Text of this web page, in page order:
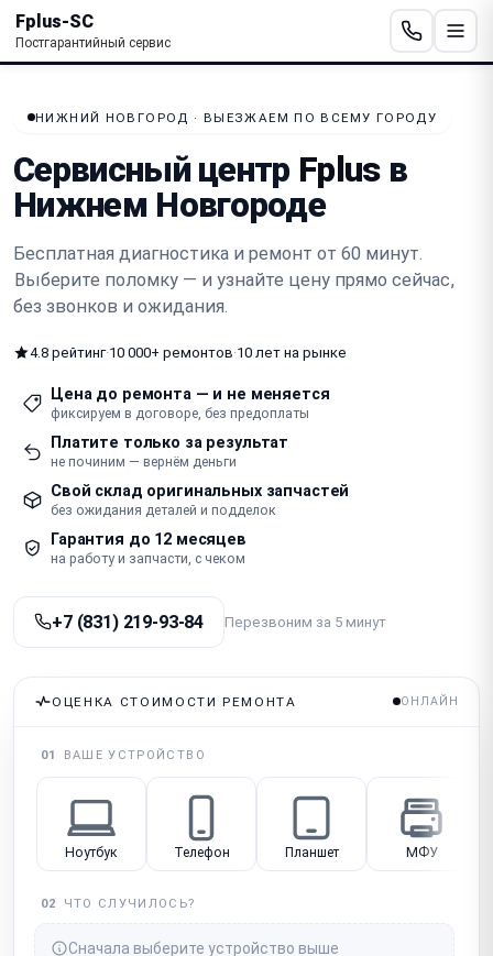
Fplus-SC
Постгарантийный сервис
НИЖНИЙ НОВГОРОД · ВЫЕЗЖАЕМ ПО ВСЕМУ ГОРОДУ
Сервисный центр Fplusв
Нижнем Новгороде
Бесплатная диагностика и ремонт от 60 минут.
Выберите поломку — и узнайте цену прямо сейчас,
без звонков и ожидания.
4.8 рейтинг·10 000+ ремонтов·10 лет на рынке
Цена до ремонта — и не меняется
фиксируем в договоре, без предоплаты
Платите только за результат
не починим — вернём деньги
Свой склад оригинальных запчастей
без ожидания деталей и подделок
Гарантия до 12 месяцев
на работу и запчасти, с чеком
+7 (831) 219-93-84 Перезвоним за 5 минут
ОЦЕНКА СТОИМОСТИ РЕМОНТА ОНЛАЙН
01 ВАШЕ УСТРОЙСТВО
Ноутбук Телефон Планшет МФУ
02 ЧТО СЛУЧИЛОСЬ?
Сначала выберите устройство выше